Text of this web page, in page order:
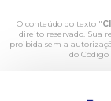
O conteúdo do texto "
direito reservado. Sua
proibida sem a
do Código